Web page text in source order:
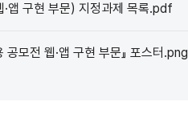
앱 구현 부문) 지정과제 목록.pdf
모전 웹·앱 구현 부문』 포스터.png